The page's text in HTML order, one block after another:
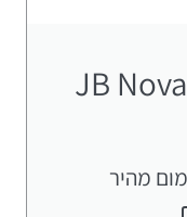
JB
מהיר